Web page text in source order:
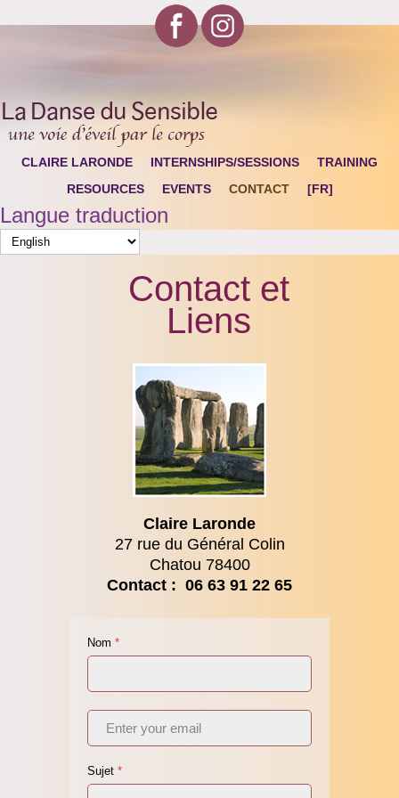
CLAIRE LARONDE INTERNSHIPS/SESSIONS
TRAINING
RESOURCES
EVENTS CONTACT [FR]
Langue traduction
Contact et
Liens
Claire Laronde
27 rue du Général Colin
Chatou 78400
Contact : 06 63 91 22 65
Nom *
Sujet *